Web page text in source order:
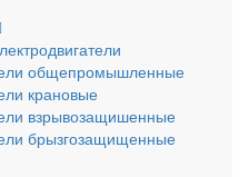
общепромышленные
крановые
взрывозащишенные
брызгозащищенные